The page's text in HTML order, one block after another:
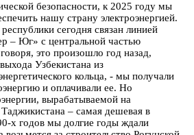
безопасности, к 2025 году мы
нашу страну электроэнергией.
сегодня связан линией
– Юг» с центральной частью
это произошло год назад,
Узбекистана из
кольца, - мы получали
и оплачивали ее. Но
вырабатываемой на
– самая дешевая в
х годов мы долгие годы ждали